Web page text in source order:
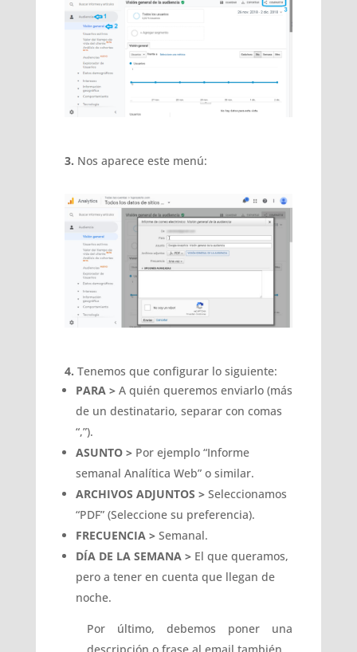
3. Nos aparece este menú:
4. Tenemos que configurar lo siguiente:
PARA >A quién queremos enviarlo (más
de un destinatario, separar con comas
“,”).
ASUNTO >Por ejemplo “Informe
semanal Analítica Web” o similar.
ARCHIVOS ADJUNTOS >Seleccionamos
“PDF” (Seleccione su preferencia).
FRECUENCIA >Semanal.
DÍA DE LA SEMANA >El que queramos,
pero a tener en cuenta que llegan de
noche.
Por último, debemos poner una